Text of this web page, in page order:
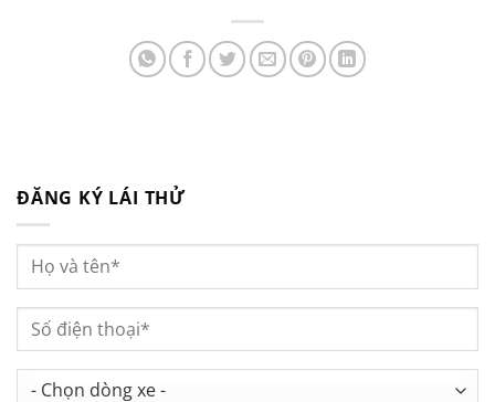
ĐĂNG KÝ LÁI THỬ